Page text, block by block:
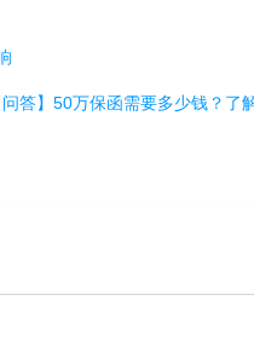
问答】50万保函需要多少钱？了